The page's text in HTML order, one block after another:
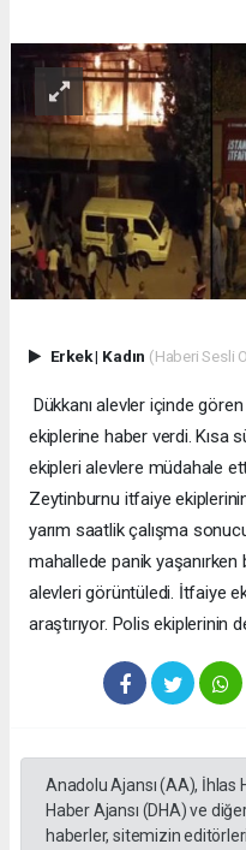
Erkek| Kadın (Haberi Sesli
Dükkanı alevler içinde
ekiplerine haber verdi. Kısa
ekipleri alevlere müdahale
Zeytinburnu itfaiye
yarım saatlik çalışma
mahallede panik
alevleri görüntüledi. İtfaiye
araştırıyor. Polis ekiplerinin
Anadolu Ajansı (AA), İhlas
Haber Ajansı (DHA) ve
haberler, sitemizin